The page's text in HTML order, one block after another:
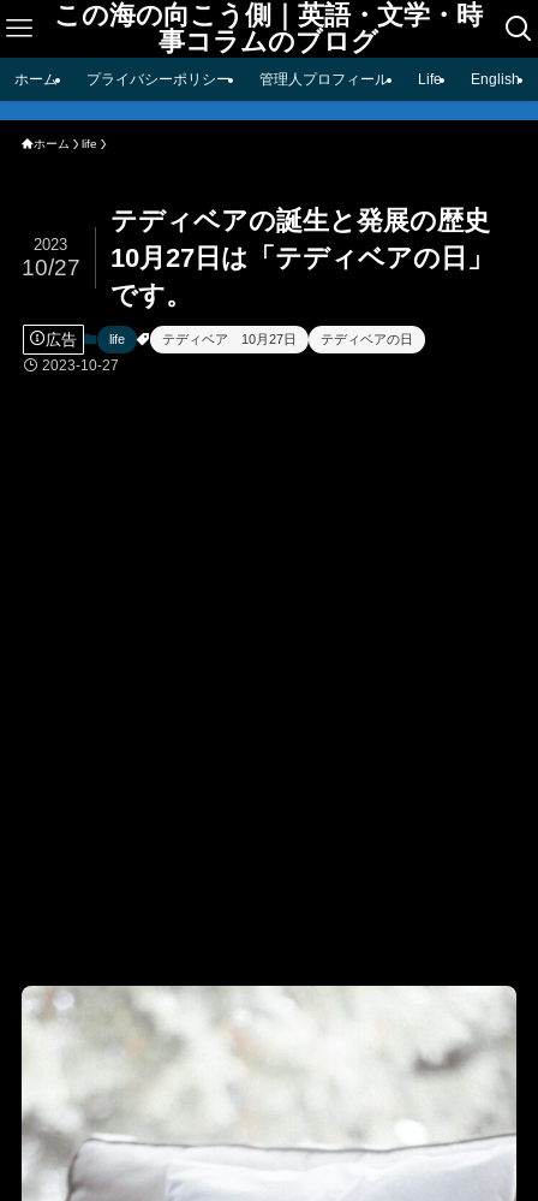
この海の向こう側｜英語・文学・時
事コラムのブログ
ホーム プライバシーポリシー 管理人プロフィール Life English
ホーム life
テディベアの誕生と発展の歴史
10月27日は「テディベアの日」
です。
2023
10/27
広告 life テディベア 10月27日 テディベアの日
2023-10-27